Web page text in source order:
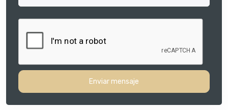
Enviar mensaje